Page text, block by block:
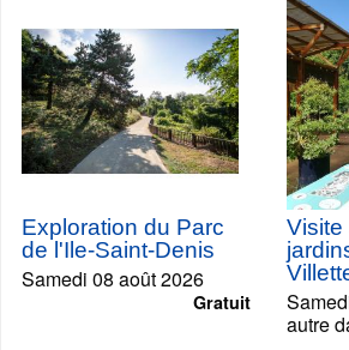
Exploration du Parc
de l'Ile-Saint-Denis
Samedi 08 août 2026
Gratuit
Visite
autre